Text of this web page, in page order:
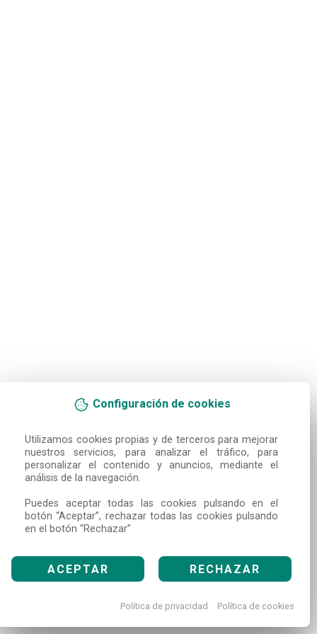
Configuración de cookies
Utilizamos cookies propias y de terceros para mejorar
nuestros servicios, para analizar el tráfico, para
personalizar el contenido y anuncios, mediante el
análisis de la navegación.
Puedes aceptar todas las cookies pulsando en el
botón “Aceptar”, rechazar todas las cookies pulsando
en el botón “Rechazar”
ACEPTAR RECHAZAR
Política de privacidad Política de cookies